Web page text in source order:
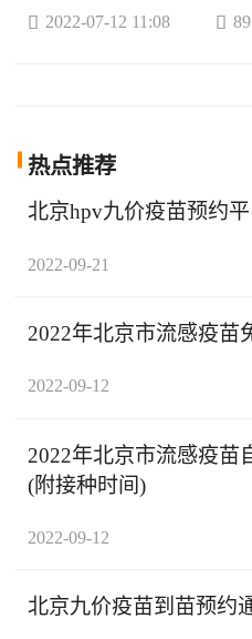
 2022-07-12 11:08 
热点推荐
北京hpv九价疫苗预约平
2022-09-21
2022年北京市流感疫苗
2022-09-12
2022年北京市流感疫苗
(附接种时间)
2022-09-12
北京九价疫苗到苗预约